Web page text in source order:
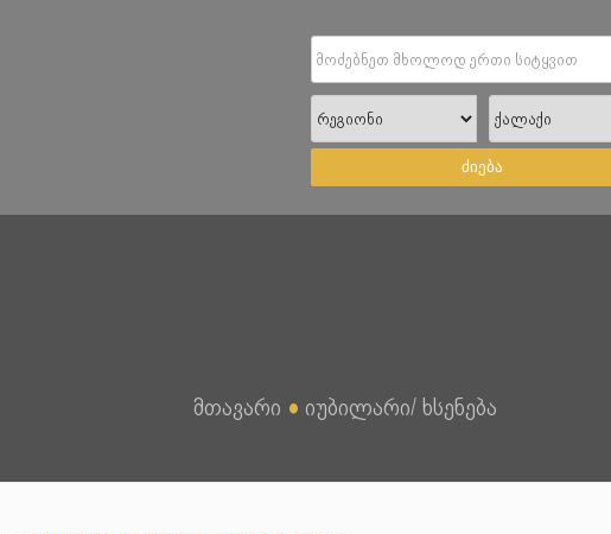
ძიება
მთავარი ● იუბილარი/ ხსენება